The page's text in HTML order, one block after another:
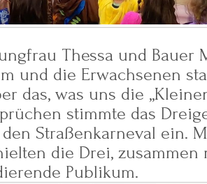
Thessa und Bauer
und die Erwachsenen
das, was uns die
stimmte das
Straßenkarneval ein.
die Drei, zusammen
Publikum.